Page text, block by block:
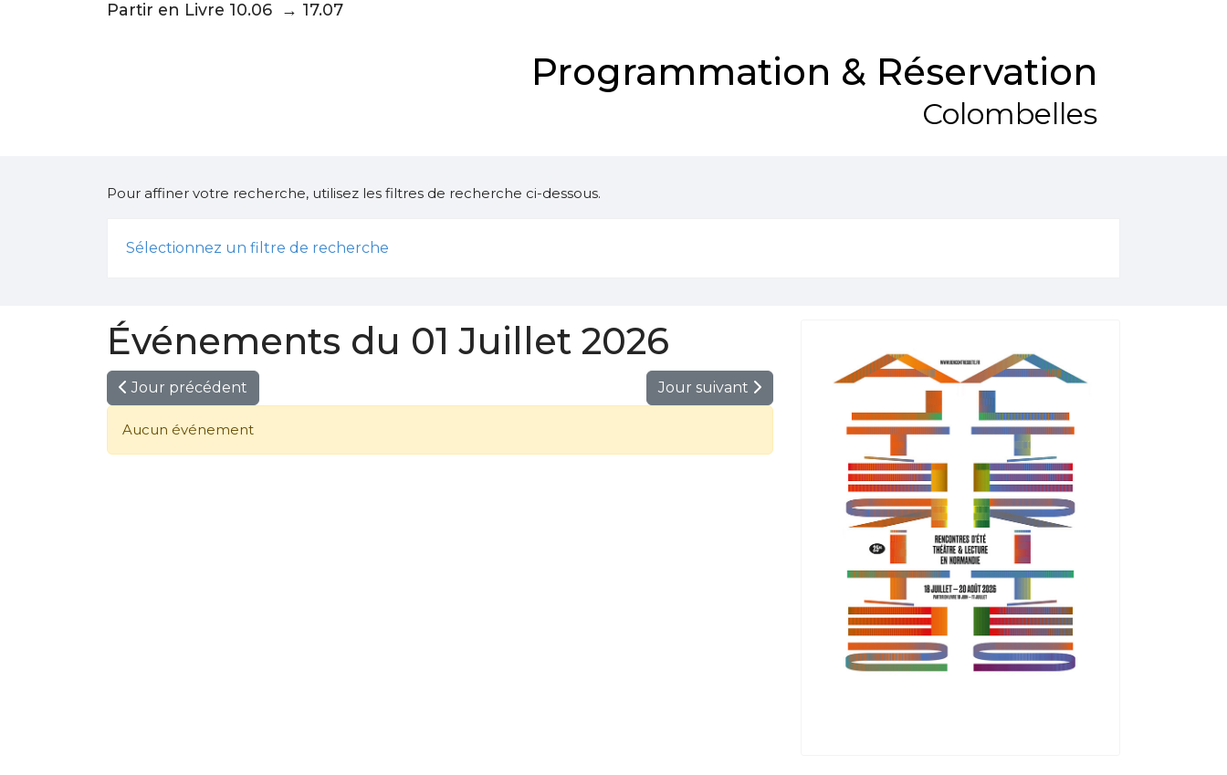
Partir en Livre 10.06 → 17.07
Programmation & Réservation
Colombelles
Pour affiner votre recherche, utilisez les filtres de recherche ci-dessous.
Sélectionnez un filtre de recherche
Événements du 01 Juillet 2026
Jour précédent Jour suivant
Aucun événement